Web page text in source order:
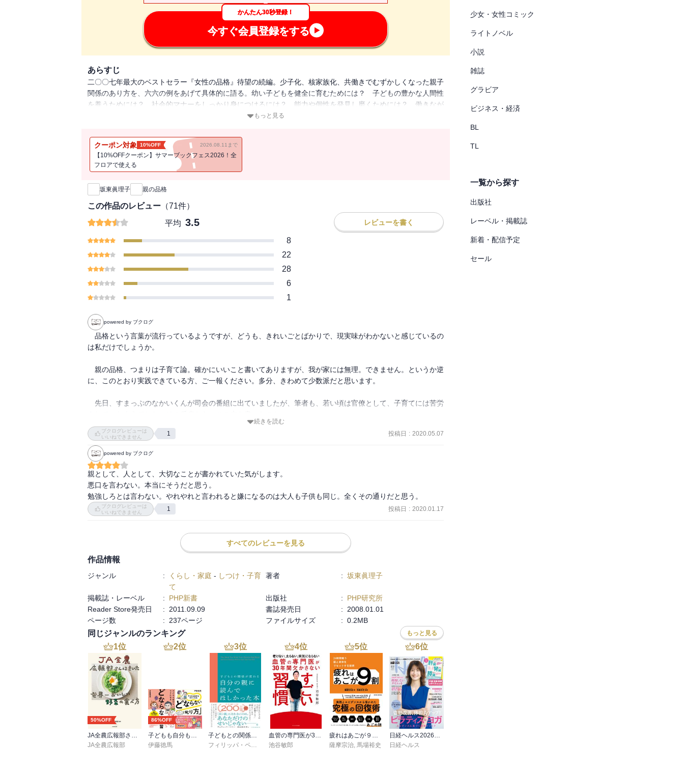
かんたん30秒登録！
今すぐ会員登録をする
あらすじ
二〇〇七年最大のベストセラー『女性の品格』待望の続編。少子化、核家族化、共働きでむずかしくなった親子
関係のあり方を、六六の例をあげて具体的に語る。幼い子どもを健全に育むためには？ 子どもの豊かな人間性
を養うためには？ 社会的マナーをしっかり身につけるには？ 能力や個性を発見し磨くためには？ 働きなが
ら子育てをしている母親をはじめ、父親にもぜひ読んでもらいたい一冊。また、成長した子と親が大人同士のつ
の体験をもとに、いまの時代にふさわしい新しい考え方、振る舞い方を提案する。「子どもの機嫌を取らない」
「みんなで食事をする」「手伝いをさせる」「約束は必ず守る」「悪口は言わない」「いじめをしない子に育て
る」「正しい日本語を使う」「お金の経験を積ませる」「挫折を忍耐強く見守る」「親の介護」etc.
もっと見る
クーポン対象 10%OFF 2026.08.11まで
【10%OFFクーポン】サマーブックフェス2026！全
フロアで使える
新刊通知
坂東眞理子 親の品格
この作品のレビュー （71件）
平均 3.5 レビューを書く
8
22
28
6
1
powered by ブクログ
品格という言葉が流行っているようですが、どうも、きれいごとばかりで、現実味がわかないと感じているの
は私だけでしょうか。
親の品格、つまりは子育て論。確かにいいこと書いてありますが、我が家には無理。できません。というか逆
に、このとおり実践できている方、ご一報ください。多分、きわめて少数派だと思います。
先日、すまっぷのなかいくんが司会の番組に出ていましたが、筆者も、若い頃は官僚として、子育てには苦労
理想論としては、確かにうなずけることばかりです。
続きを読む
ブクログレビューは
いいねできません
1 投稿日 : 2020.05.07
powered by ブクログ
親として、人として、大切なことが書かれていた気がします。
悪口を言わない。本当にそうだと思う。
勉強しろとは言わない。やれやれと言われると嫌になるのは大人も子供も同じ。全くその通りだと思う。
ブクログレビューは
いいねできません
1 投稿日 : 2020.01.17
すべてのレビューを見る
作品情報
ジャンル : くらし・家庭 - しつけ・子育
て
著者 : 坂東眞理子
掲載誌・レーベル : PHP新書 出版社 :
PHP研究所
Reader Store発売日
: 2011.09.09 書誌発売日 :
2008.01.01
ページ数
: 237ページ ファイルサイズ : 0.2MB
同じジャンルのランキング もっと見る
1位
50%OFF
JA全農広報部さんにきいた 世界一おいしい野菜の食べ方
JA全農広報部
2位
86%OFF
子どもも自分もラクになる どならない練習＋どならない叱り方【2冊合本版】
伊藤徳馬
3位
子どもとの関係が変わる自分の親に読んでほしかった本
フィリッパ・ペリー
高山真由美
4位
血管の専門医が30年間欠かさない すごい習慣
池谷敏郎
5位
疲れはあごが９割―２４時間戦う脳と身体をリセットする技術
薩摩宗治, 馬場裕史
6位
日経ヘルス2026夏号
日経ヘルス
少女・女性コミック
ライトノベル
小説
雑誌
グラビア
ビジネス・経済
BL
TL
一覧から探す
出版社
レーベル・掲載誌
新着・配信予定
セール